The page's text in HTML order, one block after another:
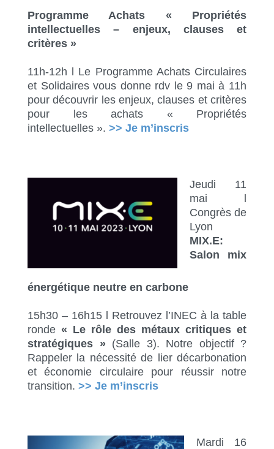
Programme Achats « Propriétés
intellectuelles – enjeux, clauses et
critères »
11h-12h l Le Programme Achats Circulaires
et Solidaires vous donne rdv le 9 mai à 11h
pour découvrir les enjeux, clauses et critères
pour les achats « Propriétés
intellectuelles ». >> Je m’inscris
Jeudi 11
mai l
Congrès de
Lyon
MIX.E:
Salon mix
énergétique neutre en carbone
15h30 – 16h15 l Retrouvez l’INEC à la table
ronde « Le rôle des métaux critiques et
stratégiques »(Salle 3). Notre objectif ?
Rappeler la nécessité de lier décarbonation
et économie circulaire pour réussir notre
transition. >> Je m’inscris
Mardi 16